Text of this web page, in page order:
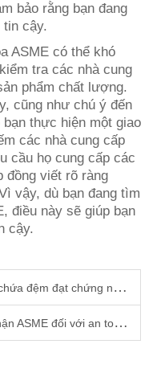
bảo rằng bạn đang
tin cậy.
ASME có thể khó
tra các nhà cung
phẩm chất lượng.
cũng như chú ý đến
thực hiện một giao
các nhà cung cấp
cầu họ cung cấp các
đồng viết rõ ràng
vậy, dù bạn đang tìm
điều này sẽ giúp bạn
cậy.
nhận ASME (So sánh năm 2025)
tuân thủ quy định của bình khí nén của bạn